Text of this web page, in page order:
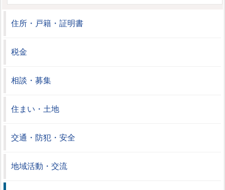
住所・戸籍・証明書
税金
相談・募集
住まい・土地
交通・防犯・安全
地域活動・交流